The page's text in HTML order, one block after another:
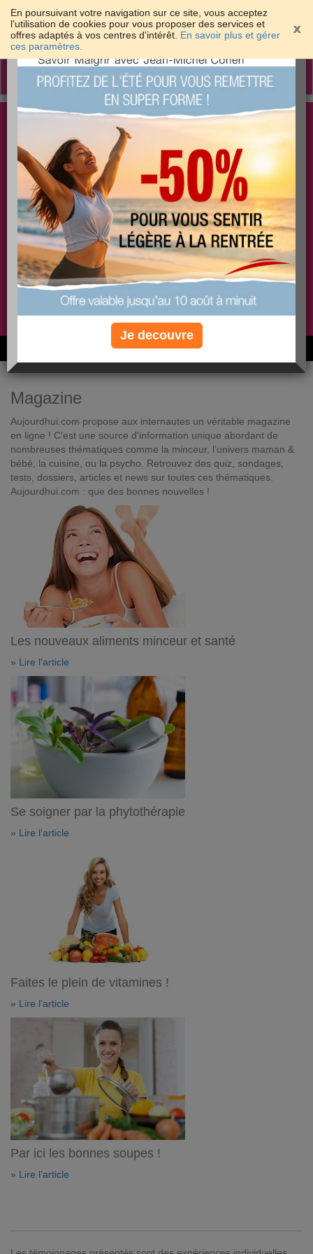
En poursuivant votre navigation sur ce site, vous acceptez
l'utilisation de cookies pour vous proposer des services et
offres adaptés à vos centres d'intérêt. En savoir plus et gérer
ces paramètres.
Toggle
Les meilleures solutions pour maigrir et être bien
dans sa peau
PLUS
EFFICACE
PLUS
SANTÉ
PLUS
COACHING
Non, je préfère le régime gratuit
6M de personnes ont maigri et réappris à manger avec nous
Magazine
Aujourdhui.com propose aux internautes un véritable magazine
en ligne ! C'est une source d'information unique abordant de
nombreuses thématiques comme la minceur, l'univers maman &
bébé, la cuisine, ou la psycho. Retrouvez des quiz, sondages,
tests, dossiers, articles et news sur toutes ces thématiques.
Aujourdhui.com : que des bonnes nouvelles !
Les nouveaux aliments minceur et santé
» Lire l'article
Se soigner par la phytothérapie
» Lire l'article
Faites le plein de vitamines !
» Lire l'article
Par ici les bonnes soupes !
» Lire l'article
×
Je decouvre